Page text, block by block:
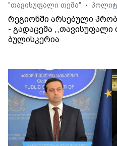
"თავისუფალი თემა"
•
რეგიონში არსებული
- გადაცემა ,,თავისუფალი
ბულისკერია